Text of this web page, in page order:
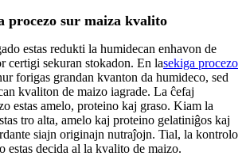
procezo sur maiza kvalito
estas redukti la humidecan enhavon de
certigi sekuran stokadon. En lasekiga procezo
forigas grandan kvanton da humideco, sed
kvaliton de maizo iagrade. La ĉefaj
estas amelo, proteino kaj graso. Kiam la
tro alta, amelo kaj proteino gelatiniĝos kaj
siajn originajn nutraĵojn. Tial, la kontrolo
estas decida al la kvalito de maizo.